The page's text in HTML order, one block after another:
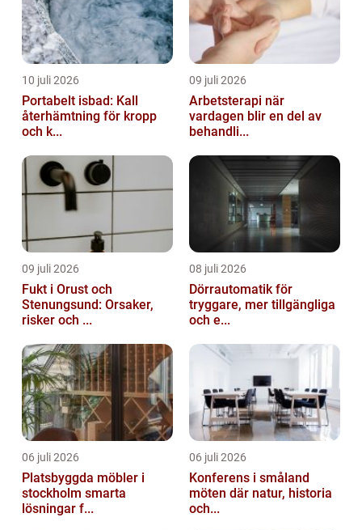
10 juli 2026
Portabelt isbad: Kall
återhämtning för kropp
och k...
09 juli 2026
Arbetsterapi när
vardagen blir en del av
behandli...
09 juli 2026
Fukt i Orust och
Stenungsund: Orsaker,
risker och ...
08 juli 2026
Dörrautomatik för
tryggare, mer tillgängliga
och e...
06 juli 2026
Platsbyggda möbler i
stockholm smarta
lösningar f...
06 juli 2026
Konferens i småland
möten där natur, historia
och...